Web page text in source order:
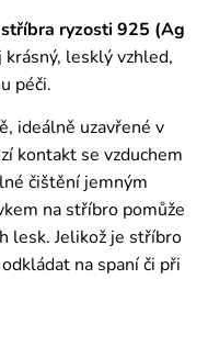
stříbra ryzosti 925 (Ag
krásný, lesklý vzhled,
péči.
ideálně uzavřené v
kontakt se vzduchem
čištění jemným
na stříbro pomůže
lesk. Jelikož je stříbro
na spaní či při